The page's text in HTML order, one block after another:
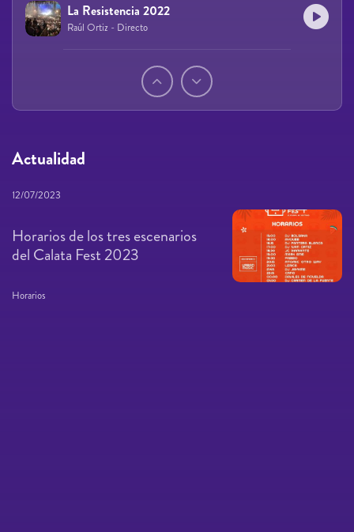
La Resistencia 2022
Raúl Ortiz - Directo
Actualidad
12/07/2023
Horarios de los tres escenarios
del Calata Fest 2023
Horarios